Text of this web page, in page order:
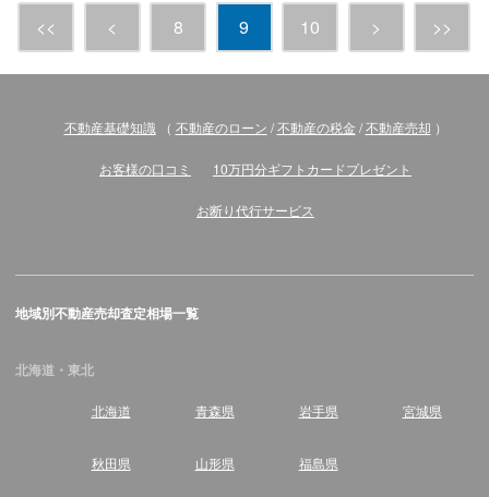
<<
< 8 9 10 > >>
不動産基礎知識 （ 不動産のローン /不動産の税金 /不動産売却 ）
お客様の口コミ 10万円分ギフトカードプレゼント
お断り代行サービス
地域別不動産売却査定相場一覧
北海道・東北
北海道 青森県 岩手県 宮城県
秋田県 山形県 福島県